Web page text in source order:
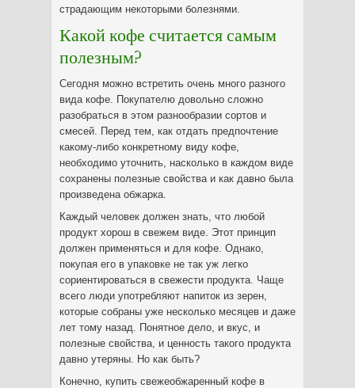
страдающим некоторыми болезнями.
Какой кофе считается самым
полезным?
Сегодня можно встретить очень много разного
вида кофе. Покупателю довольно сложно
разобраться в этом разнообразии сортов и
смесей. Перед тем, как отдать предпочтение
какому-либо конкретному виду кофе,
необходимо уточнить, насколько в каждом виде
сохранены полезные свойства и как давно была
произведена обжарка.
Каждый человек должен знать, что любой
продукт хорош в свежем виде. Этот принцип
должен применяться и для кофе. Однако,
покупая его в упаковке не так уж легко
сориентироваться в свежести продукта. Чаще
всего люди употребляют напиток из зерен,
которые собраны уже несколько месяцев и даже
лет тому назад. Понятное дело, и вкус, и
полезные свойства, и ценность такого продукта
давно утеряны. Но как быть?
Конечно, купить свежеобжаренный кофе в